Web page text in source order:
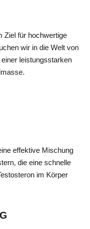
Ziel für hochwertige
wir in die Welt von
leistungsstarken
effektive Mischung
die eine schnelle
im Körper